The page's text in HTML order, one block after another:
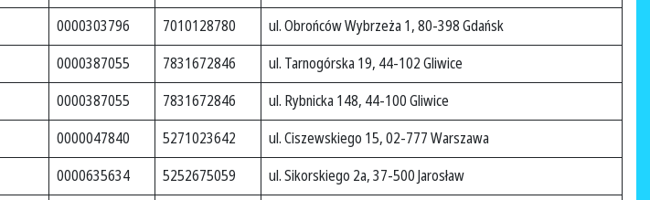
0000303796 7010128780
ul. Obrońców Wybrzeża 1, 80-398 Gdańsk
0000387055 7831672846
ul. Tarnogórska 19, 44-102 Gliwice
0000387055 7831672846
ul. Rybnicka 148, 44-100 Gliwice
0000047840 5271023642
ul. Ciszewskiego 15, 02-777 Warszawa
0000635634 5252675059
ul. Sikorskiego 2a, 37-500 Jarosław